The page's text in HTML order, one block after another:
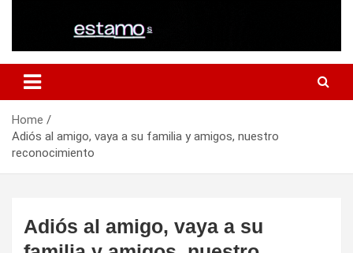
Home
Adiós al amigo, vaya a su familia y amigos, nuestro
reconocimiento
Adiós al amigo, vaya a su